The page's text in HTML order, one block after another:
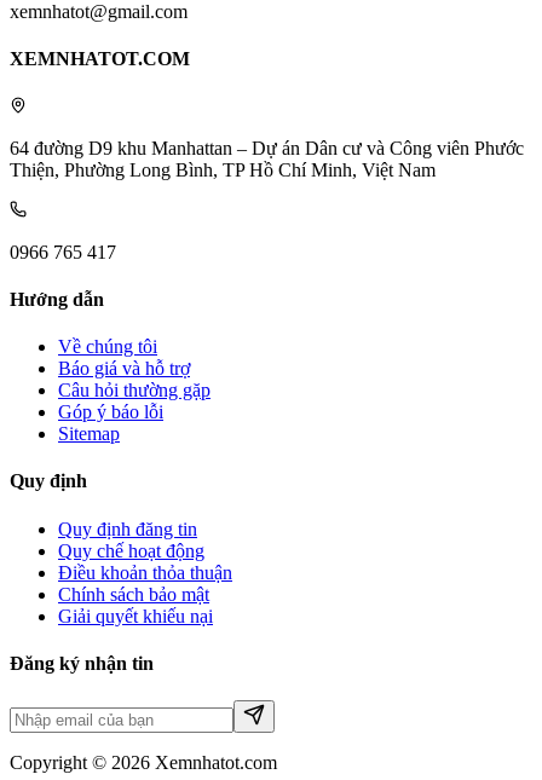
xemnhatot@gmail.com
XEMNHATOT.COM
64 đường D9 khu Manhattan – Dự án Dân cư và Công viên Phước
Thiện, Phường Long Bình, TP Hồ Chí Minh, Việt Nam
0966 765 417
Hướng dẫn
Về chúng tôi
Báo giá và hỗ trợ
Câu hỏi thường gặp
Góp ý báo lỗi
Sitemap
Quy định
Quy định đăng tin
Quy chế hoạt động
Điều khoản thỏa thuận
Chính sách bảo mật
Giải quyết khiếu nại
Đăng ký nhận tin
Copyright © 2026 Xemnhatot.com